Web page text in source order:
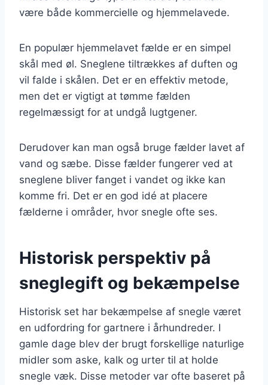
være både kommercielle og hjemmelavede.
En populær hjemmelavet fælde er en simpel
skål med øl. Sneglene tiltrækkes af duften og
vil falde i skålen. Det er en effektiv metode,
men det er vigtigt at tømme fælden
regelmæssigt for at undgå lugtgener.
Derudover kan man også bruge fælder lavet af
vand og sæbe. Disse fælder fungerer ved at
sneglene bliver fanget i vandet og ikke kan
komme fri. Det er en god idé at placere
fælderne i områder, hvor snegle ofte ses.
Historisk perspektiv på
sneglegift og bekæmpelse
Historisk set har bekæmpelse af snegle været
en udfordring for gartnere i århundreder. I
gamle dage blev der brugt forskellige naturlige
midler som aske, kalk og urter til at holde
snegle væk. Disse metoder var ofte baseret på